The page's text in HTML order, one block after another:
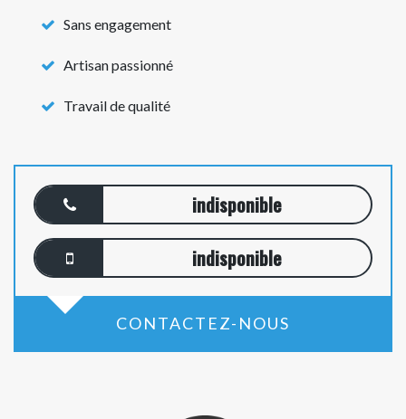
Sans engagement
Artisan passionné
Travail de qualité
indisponible
indisponible
CONTACTEZ-NOUS